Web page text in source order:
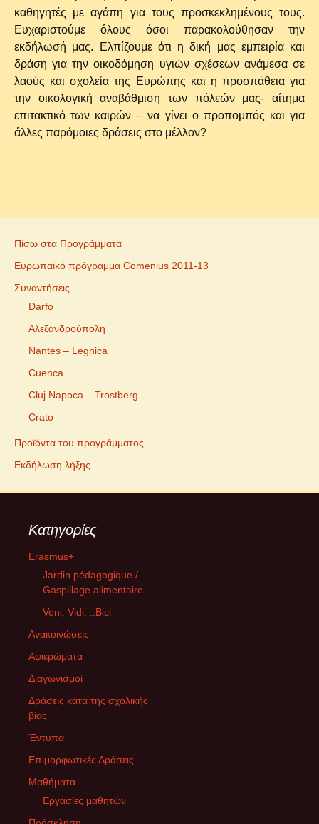
καθηγητές με αγάπη για τους προσκεκλημένους τους.
Ευχαριστούμε όλους όσοι παρακολούθησαν την
εκδήλωσή μας. Ελπίζουμε ότι η δική μας εμπειρία και
δράση για την οικοδόμηση υγιών σχέσεων ανάμεσα σε
λαούς και σχολεία της Ευρώπης και η προσπάθεια για
την οικολογική αναβάθμιση των πόλεών μας- αίτημα
επιτακτικό των καιρών – να γίνει ο προπομπός και για
άλλες παρόμοιες δράσεις στο μέλλον?
Πίσω στα Προγράμματα
Ευρωπαϊκό πρόγραμμα Comenius 2011-13
Συναντήσεις
Darfo
Αλεξανδρούπολη
Nantes – Legnica
Cuenca
Cluj Napoca – Trostberg
Crato
Προϊόντα του προγράμματος
Εκδήλωση λήξης
Kατηγορίες
Erasmus+
Jardin pédagogique /
Gaspillage alimentaire
Veni, Vidi, ..Bici
Ανακοινώσεις
Αφιερώματα
Διαγωνισμοί
Δράσεις κατά της σχολικής
βίας
Έντυπα
Επιμορφωτικές Δράσεις
Μαθήματα
Εργασίες μαθητών